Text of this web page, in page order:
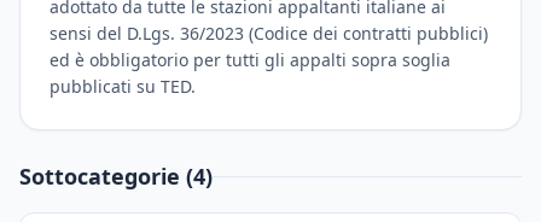
adottato da tutte le stazioni appaltanti italiane ai
sensi del D.Lgs. 36/2023 (Codice dei contratti pubblici)
ed è obbligatorio per tutti gli appalti sopra soglia
pubblicati su TED.
Sottocategorie (4)